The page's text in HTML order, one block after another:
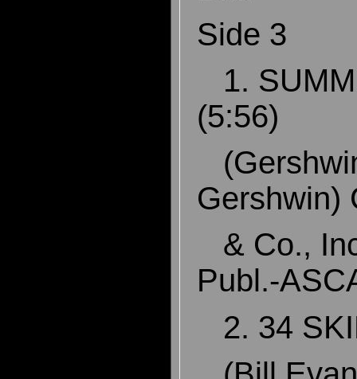
Side 3
1.
(5:56)
& Co.,
Publ.-
2. 34